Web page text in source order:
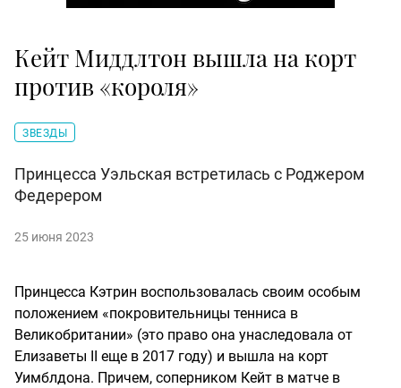
Кейт Миддлтон вышла на корт
против «короля»
ЗВЕЗДЫ
Принцесса Уэльская встретилась с Роджером
Федерером
25 июня 2023
Принцесса Кэтрин воспользовалась своим особым
положением «покровительницы тенниса в
Великобритании» (это право она унаследовала от
Елизаветы II еще в 2017 году) и вышла на корт
Уимблдона. Причем, соперником Кейт в матче в